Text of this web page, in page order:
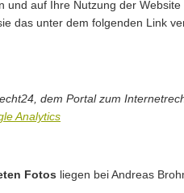
und auf Ihre Nutzung der
das unter dem folgenden Link
dem Portal zum
Analytics
Fotos liegen bei Andreas